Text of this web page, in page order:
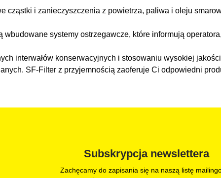
cząstki i zanieczyszczenia z powietrza, paliwa i oleju
wbudowane systemy ostrzegawcze, które informują
interwałów konserwacyjnych i stosowaniu wysokiej
SF-Filter z przyjemnością zaoferuje Ci odpowiedni
Subskrypcja newslettera
Zachęcamy do zapisania się na naszą listę